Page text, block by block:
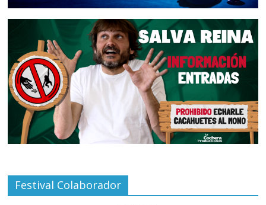
Festival Colaborador